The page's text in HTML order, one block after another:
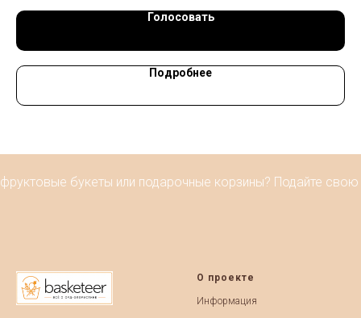
Голосовать
Подробнее
букеты или подарочные корзины? Подайте
О проекте
Информация